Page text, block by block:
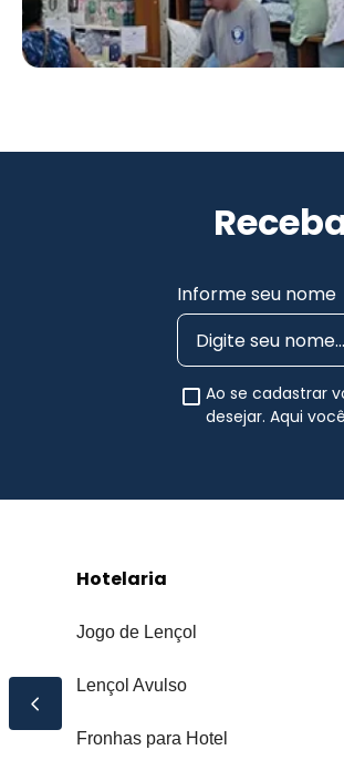
Informe seu nome
Ao se cadastrar
desejar. Aqui
Hotelaria
Jogo de Lençol
Lençol Avulso
Fronhas para Hotel